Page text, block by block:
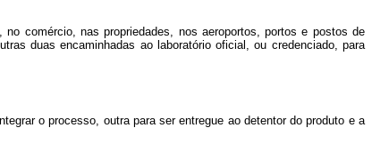
comércio, nas propriedades, nos aeroportos, portos e postos de
duas encaminhadas ao laboratório oficial, ou credenciado, para
o processo, outra para ser entregue ao detentor do produto e a